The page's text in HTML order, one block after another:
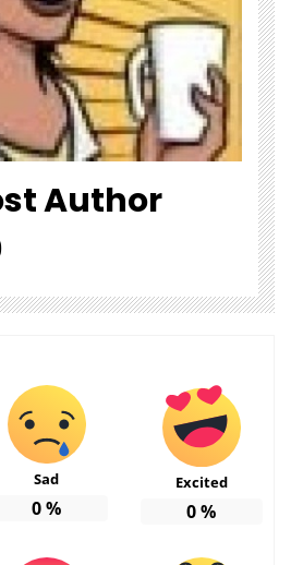
Author
Sad
0%
Excited
0%